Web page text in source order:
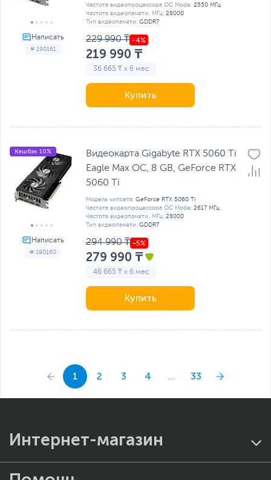
# 190161
Частота видеопроцессора OC Mode: 2550 МГц
Частота видеопамяти, МГц: 28000
Тип видеопамяти: GDDR7
229 990 ₸
219 990 ₸
36 665 ₸ x 6 мес
Купить
# 190160
Кешбэк 10%
Видеокарта Gigabyte RTX 5060 Ti
Eagle Max OC, 8 GB, GeForсe RTX
5060 Ti
Модель чипсета: GeForсe RTX 5060 Ti
Частота видеопроцессора OC Mode: 2617 МГц
Частота видеопамяти, МГц: 28000
Тип видеопамяти: GDDR7
294 990 ₸
279 990 ₸
46 665 ₸ x 6 мес
Купить
1 2 3 4 ... 33
Интернет-магазин